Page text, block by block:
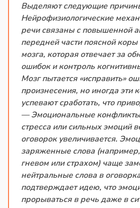
Выделяют следующие
Нейрофизиологические
речи связаны с повышенной
передней части поясной коры
мозга, которая отвечает за
ошибок и контроль
Мозг пытается «исправить»
произнесения, но иногда эти
успевают сработать, что
— Эмоциональные
стресса или сильных эмоций
оговорок увеличивается.
заряженные слова
гневом или страхом) чаще
нейтральные слова в
подтверждает идею, что
прорываться в речь даже в